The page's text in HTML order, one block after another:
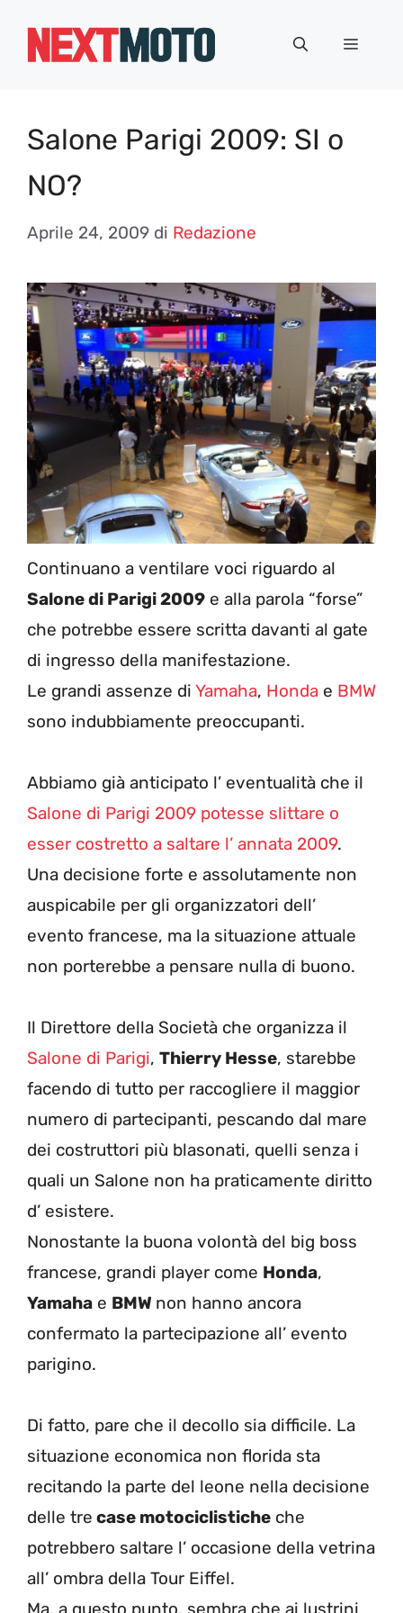
Menu
Salone Parigi 2009: SI o
NO?
Aprile 24, 2009 di Redazione
Continuano a ventilare voci riguardo al
Salone di Parigi 2009 e alla parola “forse”
che potrebbe essere scritta davanti al gate
di ingresso della manifestazione.
Le grandi assenze di Yamaha, Honda e BMW
sono indubbiamente preoccupanti.
Abbiamo già anticipato l’ eventualità che il
Salone di Parigi 2009 potesse slittare o
esser costretto a saltare l’ annata 2009.
Una decisione forte e assolutamente non
auspicabile per gli organizzatori dell’
evento francese, ma la situazione attuale
non porterebbe a pensare nulla di buono.
Il Direttore della Società che organizza il
Salone di Parigi, Thierry Hesse, starebbe
facendo di tutto per raccogliere il maggior
numero di partecipanti, pescando dal mare
dei costruttori più blasonati, quelli senza i
quali un Salone non ha praticamente diritto
d’ esistere.
Nonostante la buona volontà del big boss
francese, grandi player come Honda,
Yamaha e BMW non hanno ancora
confermato la partecipazione all’ evento
parigino.
Di fatto, pare che il decollo sia difficile. La
situazione economica non florida sta
recitando la parte del leone nella decisione
delle tre case motociclistiche che
potrebbero saltare l’ occasione della vetrina
all’ ombra della Tour Eiffel.